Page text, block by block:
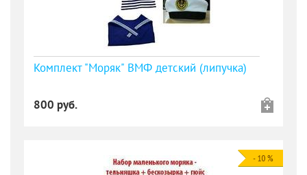
Комплект "Моряк" ВМФ детский (липучка)
800 руб.